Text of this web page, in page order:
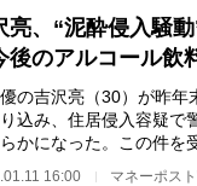
亮、“泥酔侵入騒
後のアルコール
の吉沢亮（30）が昨年
込み、住居侵入容疑で
かになった。この件を
16:00 マネーポス